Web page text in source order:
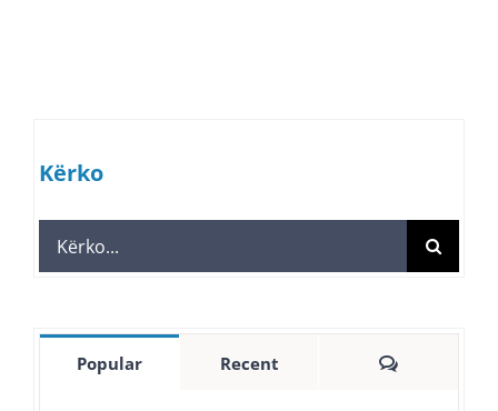
Kërko
Search
for:
Popular Recent Comments